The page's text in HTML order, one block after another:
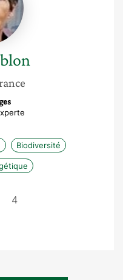
Biodiversité
4